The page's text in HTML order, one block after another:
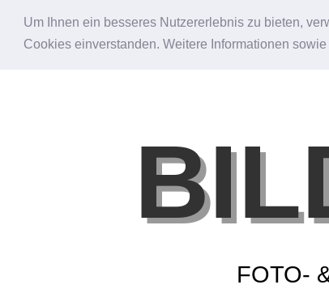
Um Ihnen ein besseres Nutzererlebnis zu bieten,
Cookies einverstanden. Weitere Informationen
FOTO-